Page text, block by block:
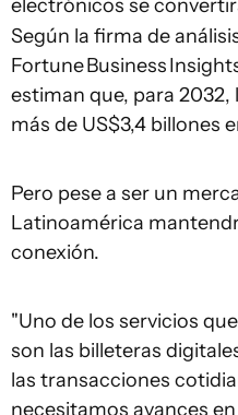
electrónicos se
Según la firma de
Fortune Business
estiman que, para
más de US$3,4 billones
Pero pese a ser un
Latinoamérica
conexión.
"Uno de los servicios
son las billeteras
las transacciones
necesitamos avances